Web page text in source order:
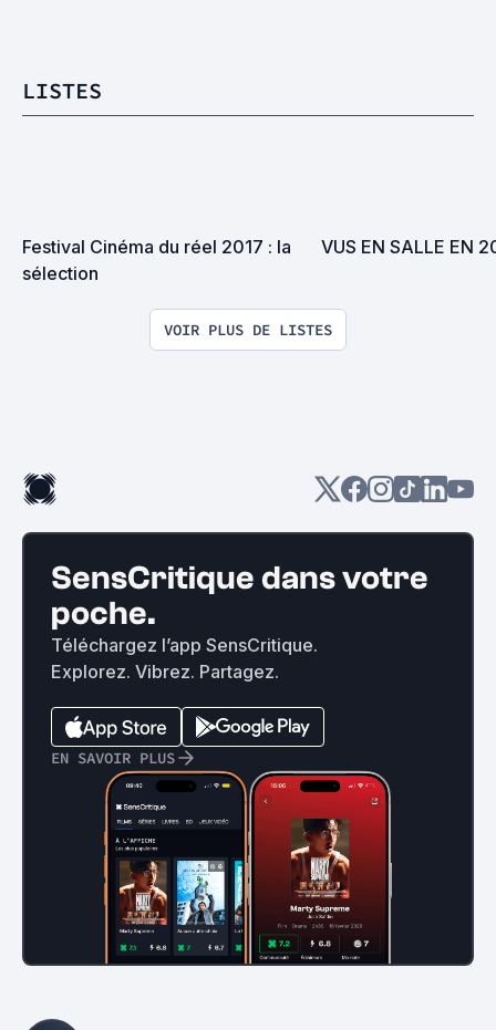
LISTES
Festival Cinéma du réel 2017 : la
sélection
VUS EN SALLE EN
VOIR PLUS DE LISTES
SensCritique dans votre
poche.
Téléchargez l’app SensCritique.
Explorez. Vibrez. Partagez.
EN SAVOIR PLUS